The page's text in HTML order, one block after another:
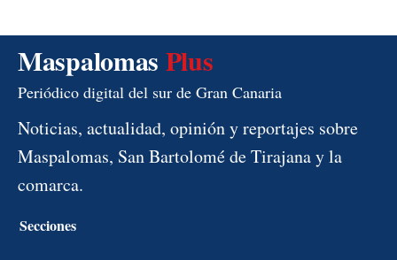
Maspalomas Plus
Periódico digital del sur de Gran Canaria
Noticias, actualidad, opinión y reportajes sobre
Maspalomas, San Bartolomé de Tirajana y la
comarca.
Secciones